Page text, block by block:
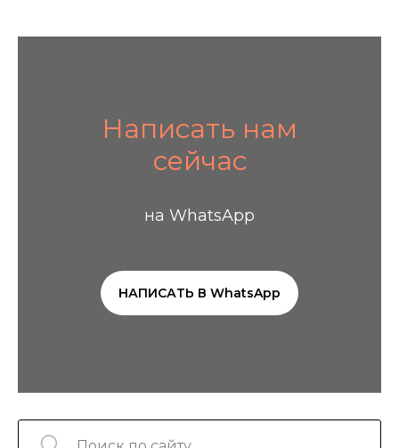
Написать нам
сейчас
на WhatsApp
НАПИСАТЬ В WhatsApp